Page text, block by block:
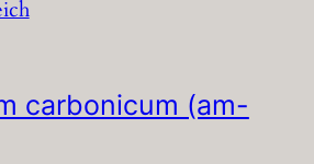
carbonicum (am-